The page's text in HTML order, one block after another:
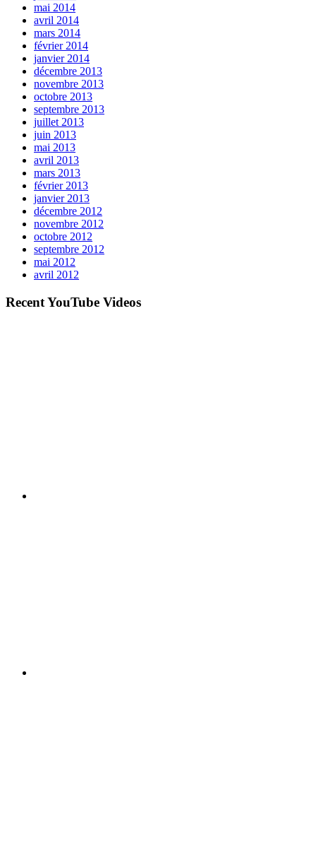
mai 2014
avril 2014
mars 2014
février 2014
janvier 2014
décembre 2013
novembre 2013
octobre 2013
septembre 2013
juillet 2013
juin 2013
mai 2013
avril 2013
mars 2013
février 2013
janvier 2013
décembre 2012
novembre 2012
octobre 2012
septembre 2012
mai 2012
avril 2012
Recent YouTube Videos